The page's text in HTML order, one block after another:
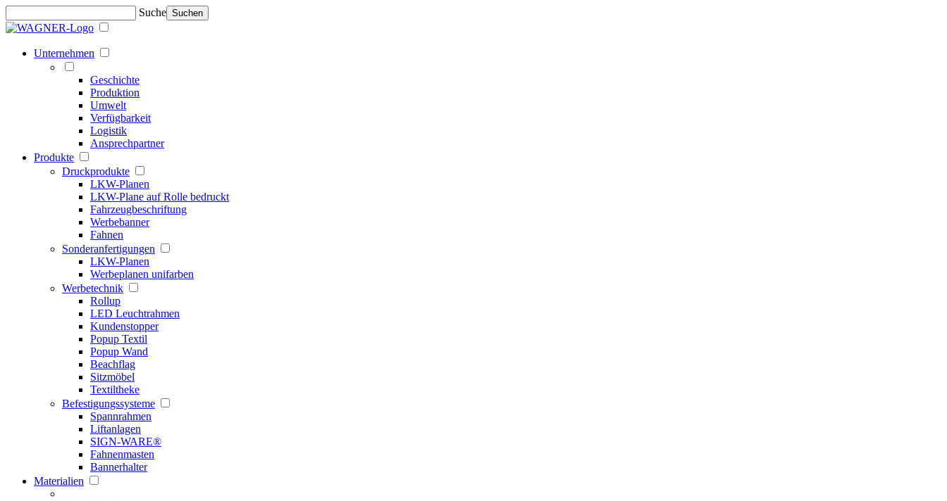
Suche Suchen
Unternehmen
Geschichte
Produktion
Umwelt
Verfügbarkeit
Logistik
Ansprechpartner
Produkte
Druckprodukte
LKW-Planen
LKW-Plane auf Rolle bedruckt
Fahrzeugbeschriftung
Werbebanner
Fahnen
Sonderanfertigungen
LKW-Planen
Werbeplanen unifarben
Werbetechnik
Rollup
LED Leuchtrahmen
Kundenstopper
Popup Textil
Popup Wand
Beachflag
Sitzmöbel
Textiltheke
Befestigungssysteme
Spannrahmen
Liftanlagen
SIGN-WARE®
Fahnenmasten
Bannerhalter
Materialien